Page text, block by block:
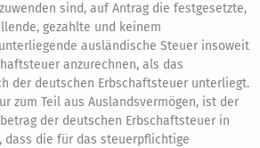
sind, auf Antrag die festgesetzte,
gezahlte und keinem
ausländische Steuer insoweit
anzurechnen, als das
der deutschen Erbschaftsteuer unterliegt.
zum Teil aus Auslandsvermögen, ist der
der deutschen Erbschaftsteuer in
dass die für das steuerpflichtige